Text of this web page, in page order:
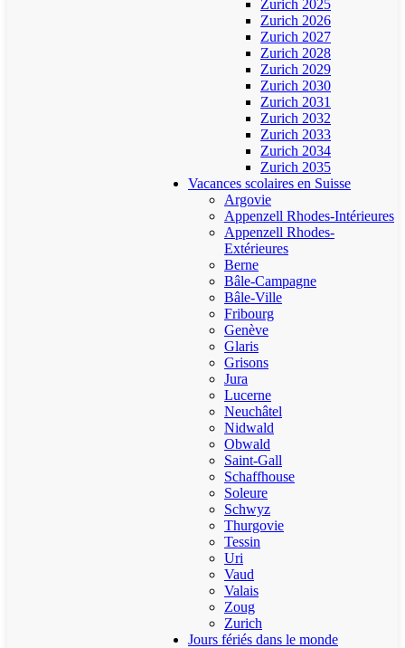
Zurich 2025
Zurich 2026
Zurich 2027
Zurich 2028
Zurich 2029
Zurich 2030
Zurich 2031
Zurich 2032
Zurich 2033
Zurich 2034
Zurich 2035
Vacances scolaires en Suisse
Argovie
Appenzell Rhodes-Intérieures
Appenzell Rhodes-
Extérieures
Berne
Bâle-Campagne
Bâle-Ville
Fribourg
Genève
Glaris
Grisons
Jura
Lucerne
Neuchâtel
Nidwald
Obwald
Saint-Gall
Schaffhouse
Soleure
Schwyz
Thurgovie
Tessin
Uri
Vaud
Valais
Zoug
Zurich
Jours fériés dans le monde